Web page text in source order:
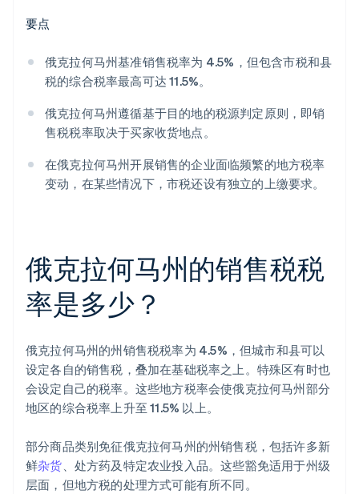
要点
俄克拉何马州基准销售税率为 4.5%，但包含市税和县
税的综合税率最高可达 11.5%。
俄克拉何马州遵循基于目的地的税源判定原则，即销
售税税率取决于买家收货地点。
在俄克拉何马州开展销售的企业面临频繁的地方税率
变动，在某些情况下，市税还设有独立的上缴要求。
俄克拉何马州的销售税税
率是多少？
俄克拉何马州的州销售税税率为 4.5%，但城市和县可以
设定各自的销售税，叠加在基础税率之上。特殊区有时也
会设定自己的税率。这些地方税率会使俄克拉何马州部分
地区的综合税率上升至 11.5% 以上。
部分商品类别免征俄克拉何马州的州销售税，包括许多新
鲜杂货、处方药及特定农业投入品。这些豁免适用于州级
层面，但地方税的处理方式可能有所不同。